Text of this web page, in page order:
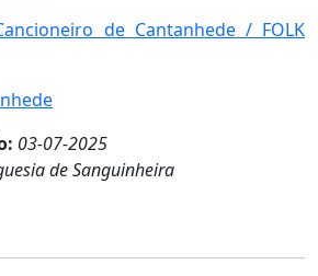
de Cantanhede / FOLK
03-07-2025
de Sanguinheira